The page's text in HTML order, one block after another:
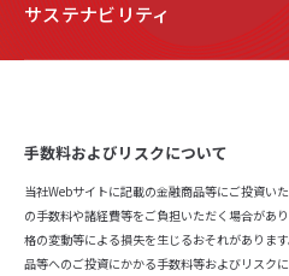
サステナビリティ
手数料およびリスクについて
当社Webサイトに記載の金融商品等にご投資い
の手数料や諸経費等をご負担いただく場合があ
格の変動等による損失を生じるおそれがありま
品等へのご投資にかかる手数料等およびリスク